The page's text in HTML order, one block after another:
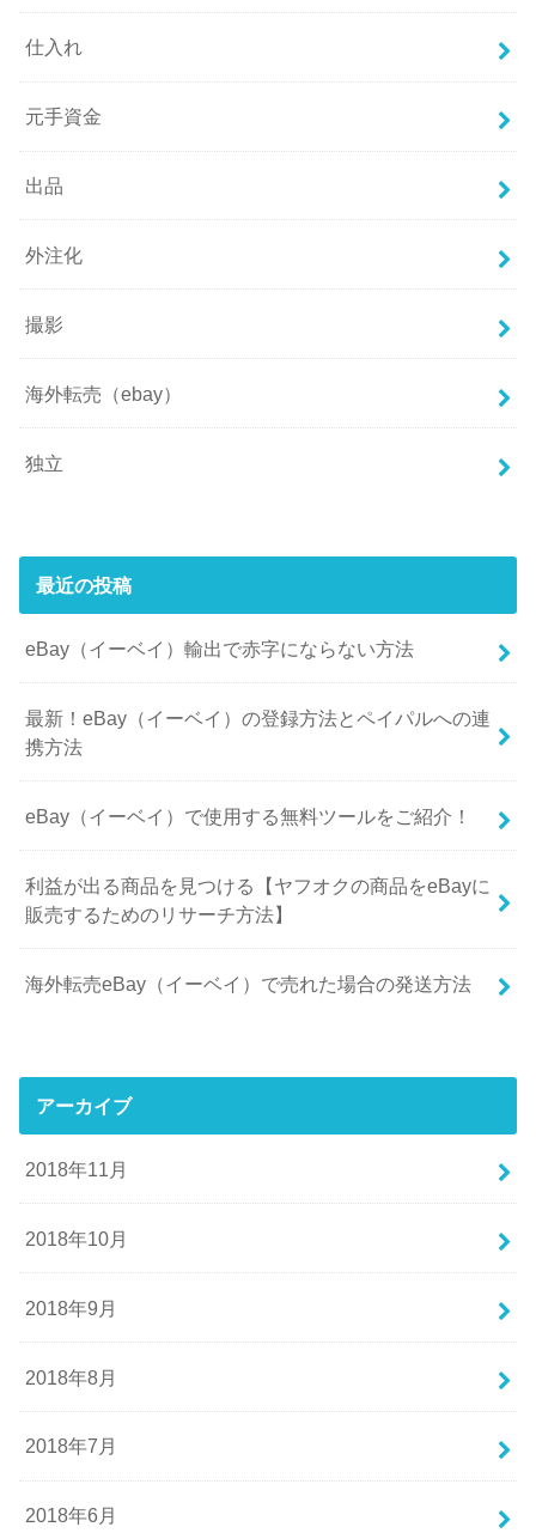
仕入れ
元手資金
出品
外注化
撮影
海外転売（ebay）
独立
最近の投稿
eBay（イーベイ）輸出で赤字にならない方法
最新！eBay（イーベイ）の登録方法とペイパルへの連
携方法
eBay（イーベイ）で使用する無料ツールをご紹介！
利益が出る商品を見つける【ヤフオクの商品をeBayに
販売するためのリサーチ方法】
海外転売eBay（イーベイ）で売れた場合の発送方法
アーカイブ
2018年11月
2018年10月
2018年9月
2018年8月
2018年7月
2018年6月